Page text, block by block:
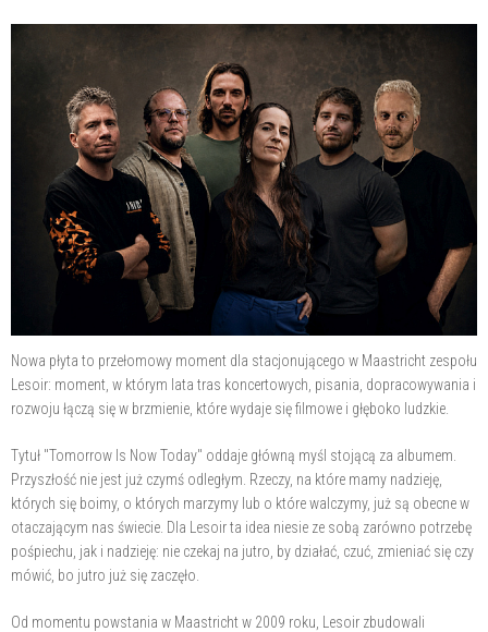
Nowa płyta to przełomowy moment dla stacjonującego w Maastricht zespołu
Lesoir: moment, w którym lata tras koncertowych, pisania, dopracowywania i
rozwoju łączą się w brzmienie, które wydaje się filmowe i głęboko ludzkie.
Tytuł "Tomorrow Is Now Today" oddaje główną myśl stojącą za albumem.
Przyszłość nie jest już czymś odległym. Rzeczy, na które mamy nadzieję,
których się boimy, o których marzymy lub o które walczymy, już są obecne w
otaczającym nas świecie. Dla Lesoir ta idea niesie ze sobą zarówno potrzebę
pośpiechu, jak i nadzieję: nie czekaj na jutro, by działać, czuć, zmieniać się czy
mówić, bo jutro już się zaczęło.
Od momentu powstania w Maastricht w 2009 roku, Lesoir zbudowali